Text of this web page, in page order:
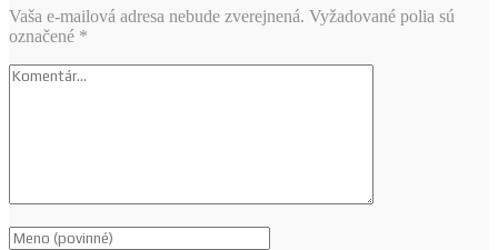
Vaša e-mailová adresa nebude zverejnená. Vyžadované polia sú
označené *